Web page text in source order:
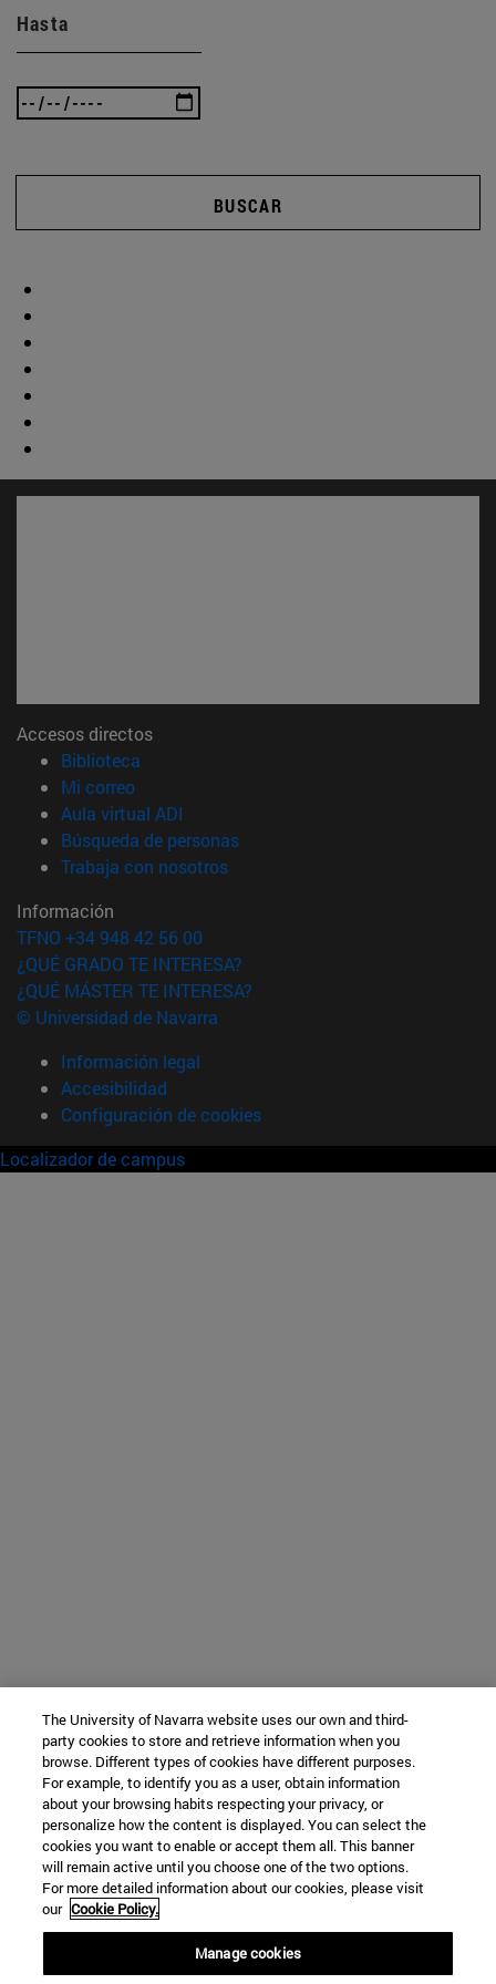
Hasta
BUSCAR
Accesos directos
Biblioteca
Mi correo(abre en nueva ventana)
Aula virtual ADI
Búsqueda de personas(abre en nueva ventana)
Trabaja con nosotros(abre en nueva ventana)
Información
TFNO +34 948 42 56 00
¿QUÉ GRADO TE INTERESA?
¿QUÉ MÁSTER TE INTERESA?
© Universidad de Navarra
Información legal
Accesibilidad
Configuración de cookies
Localizador de campus
The University of Navarra website uses our own and third-
party cookies to store and retrieve information when you
browse. Different types of cookies have different purposes.
For example, to identify you as a user, obtain information
about your browsing habits respecting your privacy, or
personalize how the content is displayed. You can select the
cookies you want to enable or accept them all. This banner
will remain active until you choose one of the two options.
For more detailed information about our cookies, please visit
our Cookie Policy.
Manage cookies